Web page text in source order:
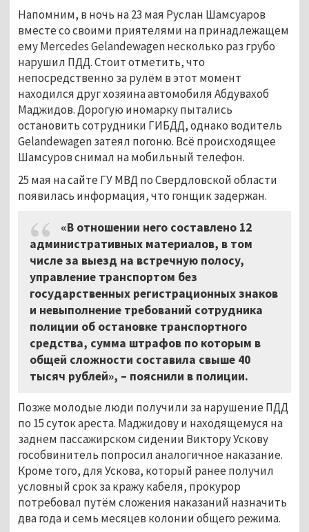
Напомним, в ночь на 23 мая Руслан Шамсуаров
вместе со своими приятелями на принадлежащем
ему Mercedes Gelandewagen несколько раз грубо
нарушил ПДД. Стоит отметить, что
непосредственно за рулём в этот момент
находился друг хозяина автомобиля Абдувахоб
Маджидов. Дорогую иномарку пытались
остановить сотрудники ГИБДД, однако водитель
Gelandewagen затеял погоню. Всё происходящее
Шамсуров снимал на мобильный телефон.
25 мая на сайте ГУ МВД по Свердловской области
появилась информация, что гонщик задержан.
«В отношении него составлено 12
административных материалов, в том
числе за выезд на встречную полосу,
управление транспортом без
государственных регистрационных знаков
и невыполнение требований сотрудника
полиции об остановке транспортного
средства, сумма штрафов по которым в
общей сложности составила свыше 40
тысяч рублей», – пояснили в полиции.
Позже молодые люди получили за нарушение ПДД
по 15 суток ареста. Маджидову и находящемуся на
заднем пассажирском сидении Виктору Ускову
гособвинитель попросил аналогичное наказание.
Кроме того, для Ускова, который ранее получил
условный срок за кражу кабеля, прокурор
потребовал путём сложения наказаний назначить
два года и семь месяцев колонии общего режима.